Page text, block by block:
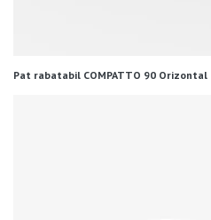
Pat rabatabil COMPATTO 90 Orizontal